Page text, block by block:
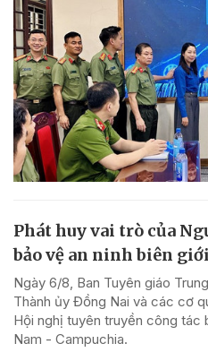
Phát huy vai trò của
bảo vệ an ninh biên giới
Ngày 6/8, Ban Tuyên giáo
Thành ủy Đồng Nai và các cơ
Hội nghị tuyên truyền công tác
Nam - Campuchia.